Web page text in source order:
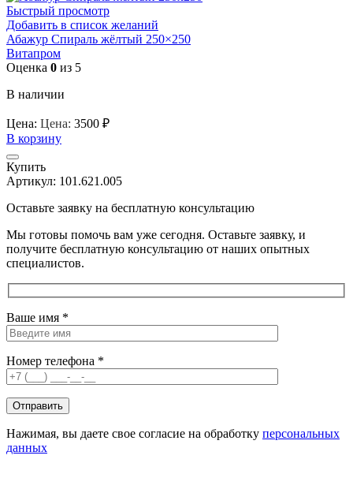
Быстрый просмотр
Добавить в список желаний
Абажур Спираль жёлтый 250×250
Витапром
Оценка 0 из 5
В наличии
Цена: Цена: 3500 ₽
В корзину
Купить
Артикул: 101.621.005
Оставьте заявку на бесплатную консультацию
Мы готовы помочь вам уже сегодня. Оставьте заявку, и
получите бесплатную консультацию от наших опытных
специалистов.
Ваше имя *
Номер телефона *
Нажимая, вы даете свое согласие на обработку персональных
данных